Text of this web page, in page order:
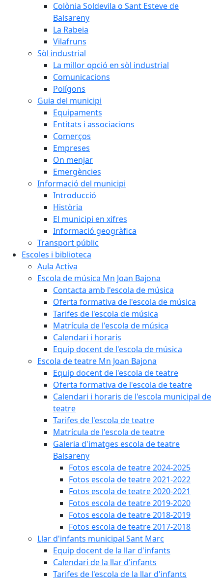
Colònia Soldevila o Sant Esteve de
Balsareny
La Rabeia
Vilafruns
Sòl industrial
La millor opció en sòl industrial
Comunicacions
Polígons
Guia del municipi
Equipaments
Entitats i associacions
Comerços
Empreses
On menjar
Emergències
Informació del municipi
Introducció
Història
El municipi en xifres
Informació geogràfica
Transport públic
Escoles i biblioteca
Aula Activa
Escola de música Mn Joan Bajona
Contacta amb l'escola de música
Oferta formativa de l'escola de música
Tarifes de l'escola de música
Matrícula de l'escola de música
Calendari i horaris
Equip docent de l'escola de música
Escola de teatre Mn Joan Bajona
Equip docent de l'escola de teatre
Oferta formativa de l'escola de teatre
Calendari i horaris de l'escola municipal de
teatre
Tarifes de l'escola de teatre
Matrícula de l'escola de teatre
Galeria d'imatges escola de teatre
Balsareny
Fotos escola de teatre 2024-2025
Fotos escola de teatre 2021-2022
Fotos escola de teatre 2020-2021
Fotos escola de teatre 2019-2020
Fotos escola de teatre 2018-2019
Fotos escola de teatre 2017-2018
Llar d'infants municipal Sant Marc
Equip docent de la llar d'infants
Calendari de la llar d'infants
Tarifes de l'escola de la llar d'infants